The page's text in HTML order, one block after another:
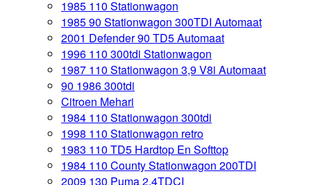
1985 110 Stationwagon
1985 90 Stationwagon 300TDI Automaat
2001 Defender 90 TD5 Automaat
1996 110 300tdi Stationwagon
1987 110 Stationwagon 3,9 V8i Automaat
90 1986 300tdi
Citroen Mehari
1984 110 Stationwagon 300tdi
1998 110 Stationwagon retro
1983 110 TD5 Hardtop En Softtop
1984 110 County Stationwagon 200TDI
2009 130 Puma 2.4TDCI